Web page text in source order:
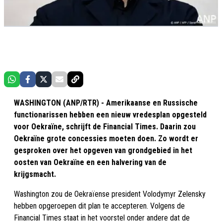
WASHINGTON (ANP/RTR) - Amerikaanse en Russische
functionarissen hebben een nieuw vredesplan opgesteld
voor Oekraïne, schrijft de Financial Times. Daarin zou
Oekraïne grote concessies moeten doen. Zo wordt er
gesproken over het opgeven van grondgebied in het
oosten van Oekraïne en een halvering van de
krijgsmacht.
Washington zou de Oekraïense president Volodymyr Zelensky
hebben opgeroepen dit plan te accepteren. Volgens de
Financial Times staat in het voorstel onder andere dat de